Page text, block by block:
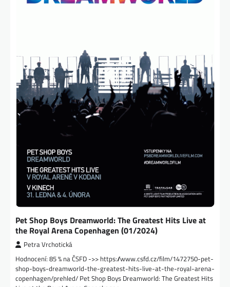
Pet Shop Boys Dreamworld: The Greatest Hits Live at
the Royal Arena Copenhagen (01/2024)
Petra Vrchotická
Hodnocení: 85 % na ČSFD ->> https://www.csfd.cz/film/1472750-pet-
shop-boys-dreamworld-the-greatest-hits-live-at-the-royal-arena-
copenhagen/prehled/ Pet Shop Boys Dreamworld: The Greatest Hits